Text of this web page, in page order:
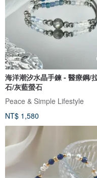
海洋潮汐水晶手鍊 - 醫療鋼/
石/灰藍螢石
Peace & Simple Lifestyle
NT$ 1,580